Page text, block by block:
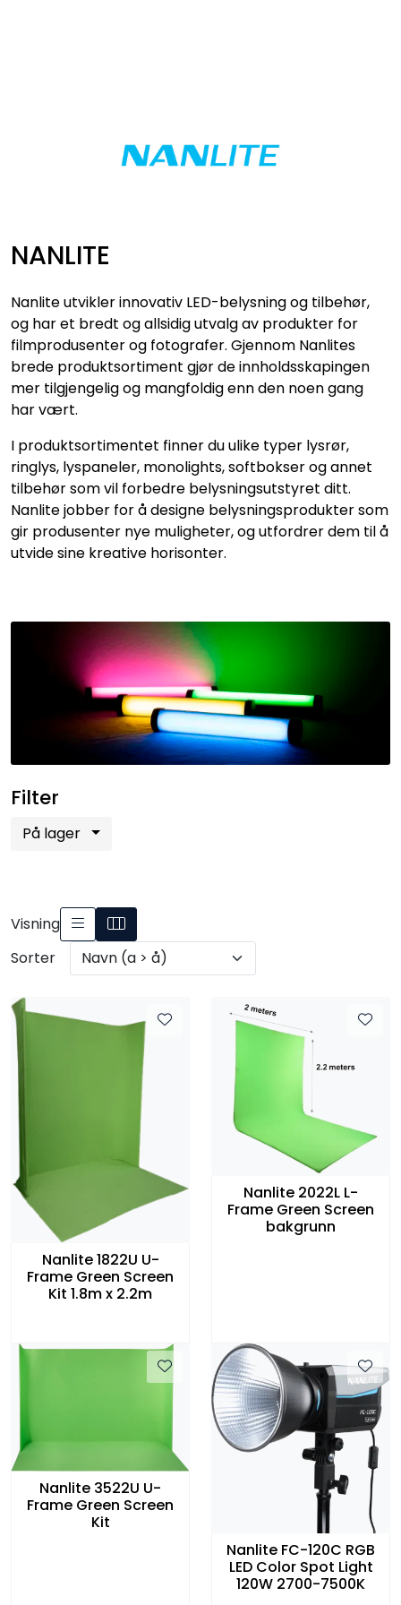
NANLITE
Nanlite utvikler innovativ LED-belysning og tilbehør,
og har et bredt og allsidig utvalg av produkter for
filmprodusenter og fotografer. Gjennom Nanlites
brede produktsortiment gjør de innholdsskapingen
mer tilgjengelig og mangfoldig enn den noen gang
har vært.
I produktsortimentet finner du ulike typer lysrør,
ringlys, lyspaneler, monolights, softbokser og annet
tilbehør som vil forbedre belysningsutstyret ditt.
Nanlite jobber for å designe belysningsprodukter som
gir produsenter nye muligheter, og utfordrer dem til å
utvide sine kreative horisonter.
Filter
På lager
Visning
Sorter
Nanlite 1822U U-
Frame Green Screen
Kit 1.8m x 2.2m
Nanlite 2022L L-
Frame Green Screen
bakgrunn
Nanlite 3522U U-
Frame Green Screen
Kit
Nanlite FC-120C RGB
LED Color Spot Light
120W 2700-7500K
VAREMERKER
AKTUELT
BRUKT
SAMTALEROM